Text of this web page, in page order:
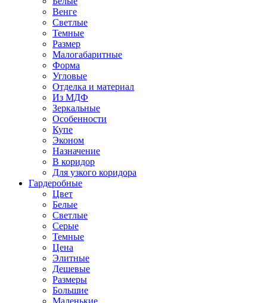
Венге
Светлые
Темные
Размер
Малогабаритные
Форма
Угловые
Отделка и материал
Из МДФ
Зеркальные
Особенности
Купе
Эконом
Назначение
В коридор
Для узкого коридора
Гардеробные
Цвет
Белые
Светлые
Серые
Темные
Цена
Элитные
Дешевые
Размеры
Большие
Маленькие